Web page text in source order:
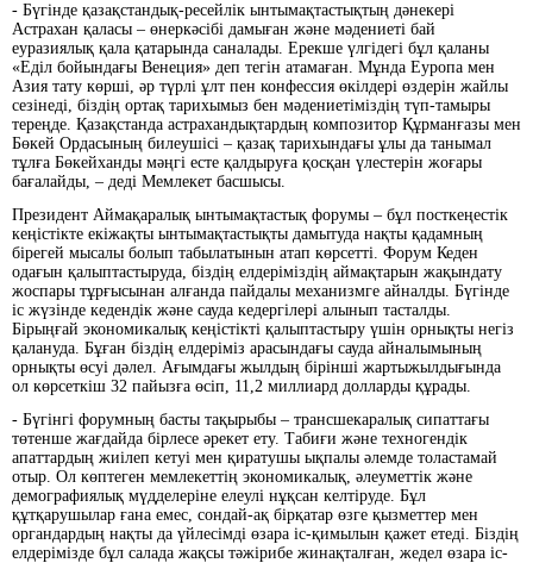
- Бүгінде қазақстандық-ресейлік ынтымақтастықтың дәнекері
Астрахан қаласы – өнеркәсібі дамыған және мәдениеті бай
еуразиялық қала қатарында саналады. Ерекше үлгідегі бұл қаланы
«Еділ бойындағы Венеция» деп тегін атамаған. Мұнда Еуропа мен
Азия тату көрші, әр түрлі ұлт пен конфессия өкілдері өздерін жайлы
сезінеді, біздің ортақ тарихымыз бен мәдениетіміздің түп-тамыры
тереңде. Қазақстанда астрахандықтардың композитор Құрманғазы мен
Бөкей Ордасының билеушісі – қазақ тарихындағы ұлы да танымал
тұлға Бөкейханды мәңгі есте қалдыруға қосқан үлестерін жоғары
бағалайды, – деді Мемлекет басшысы.
Президент Аймақаралық ынтымақтастық форумы – бұл посткеңестік
кеңістікте екіжақты ынтымақтастықты дамытуда нақты қадамның
бірегей мысалы болып табылатынын атап көрсетті. Форум Кеден
одағын қалыптастыруда, біздің елдеріміздің аймақтарын жақындату
жоспары тұрғысынан алғанда пайдалы механизмге айналды. Бүгінде
іс жүзінде кедендік және сауда кедергілері алынып тасталды.
Бірыңғай экономикалық кеңістікті қалыптастыру үшін орнықты негіз
қалануда. Бұған біздің елдеріміз арасындағы сауда айналымының
орнықты өсуі дәлел. Ағымдағы жылдың бірінші жартыжылдығында
ол көрсеткіш 32 пайызға өсіп, 11,2 миллиард долларды құрады.
- Бүгінгі форумның басты тақырыбы – трансшекаралық сипаттағы
төтенше жағдайда бірлесе әрекет ету. Табиғи және техногендік
апаттардың жиілеп кетуі мен қиратушы ықпалы әлемде толастамай
отыр. Ол көптеген мемлекеттің экономикалық, әлеуметтік және
демографиялық мүдделеріне елеулі нұқсан келтіруде. Бұл
құтқарушылар ғана емес, сондай-ақ бірқатар өзге қызметтер мен
органдардың нақты да үйлесімді өзара іс-қимылын қажет етеді. Біздің
елдерімізде бұл салада жақсы тәжірибе жинақталған, жедел өзара іс-